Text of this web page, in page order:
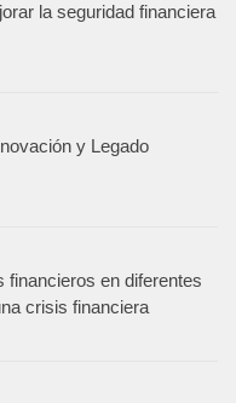
la seguridad financiera
y Legado
en diferentes
crisis financiera